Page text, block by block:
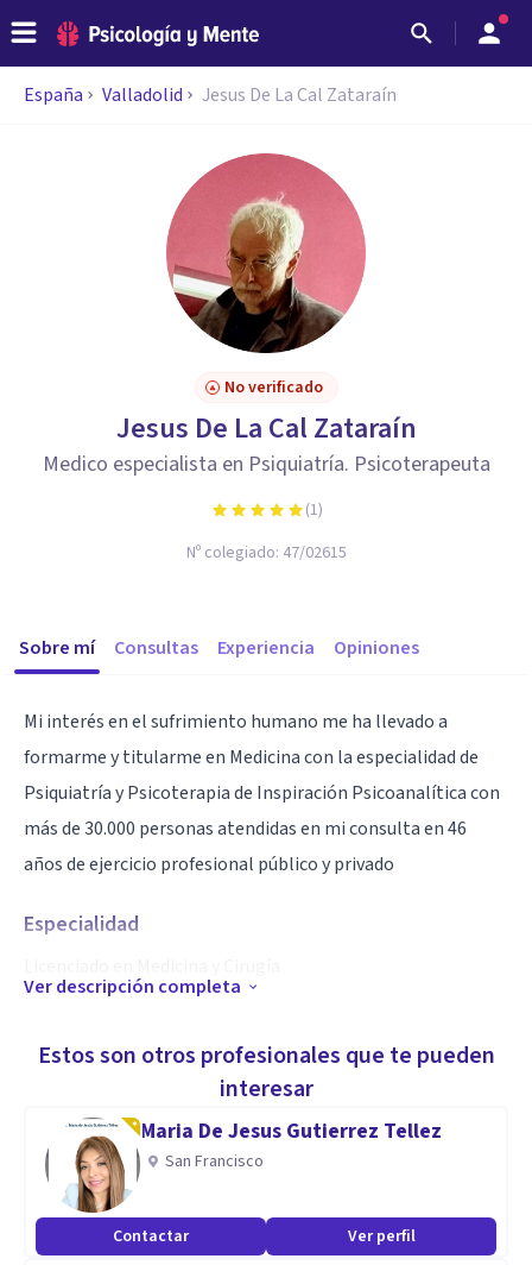
España Valladolid Jesus De La Cal Zataraín
No verificado
Jesus De La Cal Zataraín
Medico especialista en Psiquiatría. Psicoterapeuta
(1)
Nº colegiado: 47/02615
Sobre mí Consultas Experiencia Opiniones
Mi interés en el sufrimiento humano me ha llevado a
formarme y titularme en Medicina con la especialidad de
Psiquiatría y Psicoterapia de Inspiración Psicoanalítica con
más de 30.000 personas atendidas en mi consulta en 46
años de ejercicio profesional público y privado
Especialidad
Especialista en Psiquiatría
Saber escuchar
Ver descripción completa
Estos son otros profesionales que te pueden
interesar
Maria De Jesus Gutierrez Tellez
San Francisco
Contactar Ver perfil